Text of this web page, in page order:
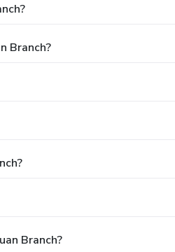
Branch?
Branch?